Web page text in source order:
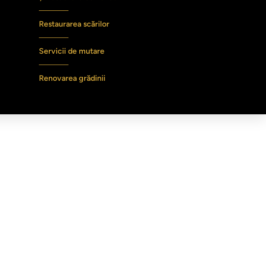
Restaurarea scărilor
Servicii de mutare
Renovarea grădinii